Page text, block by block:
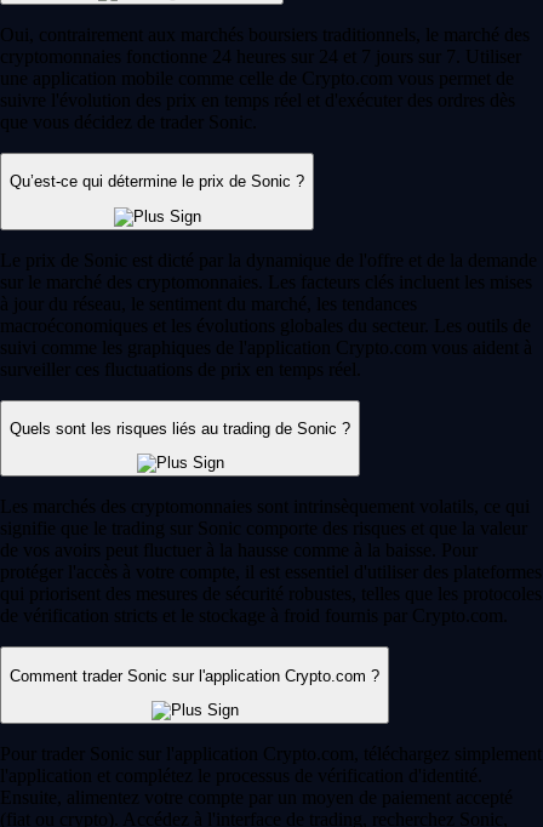
Oui, contrairement aux marchés boursiers traditionnels, le marché des
cryptomonnaies fonctionne 24 heures sur 24 et 7 jours sur 7. Utiliser
une application mobile comme celle de Crypto.com vous permet de
suivre l'évolution des prix en temps réel et d'exécuter des ordres dès
que vous décidez de trader Sonic.
Qu’est-ce qui détermine le prix de Sonic ?
Le prix de Sonic est dicté par la dynamique de l'offre et de la demande
sur le marché des cryptomonnaies. Les facteurs clés incluent les mises
à jour du réseau, le sentiment du marché, les tendances
macroéconomiques et les évolutions globales du secteur. Les outils de
suivi comme les graphiques de l'application Crypto.com vous aident à
surveiller ces fluctuations de prix en temps réel.
Quels sont les risques liés au trading de Sonic ?
Les marchés des cryptomonnaies sont intrinsèquement volatils, ce qui
signifie que le trading sur Sonic comporte des risques et que la valeur
de vos avoirs peut fluctuer à la hausse comme à la baisse. Pour
protéger l'accès à votre compte, il est essentiel d'utiliser des plateformes
qui priorisent des mesures de sécurité robustes, telles que les protocoles
de vérification stricts et le stockage à froid fournis par Crypto.com.
Comment trader Sonic sur l'application Crypto.com ?
Pour trader Sonic sur l'application Crypto.com, téléchargez simplement
l'application et complétez le processus de vérification d'identité.
Ensuite, alimentez votre compte par un moyen de paiement accepté
(fiat ou crypto). Accédez à l'interface de trading, recherchez Sonic,